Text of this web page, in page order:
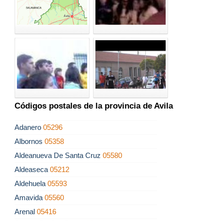
Códigos postales de la provincia de Avila
Adanero 05296
Albornos 05358
Aldeanueva De Santa Cruz 05580
Aldeaseca 05212
Aldehuela 05593
Amavida 05560
Arenal 05416